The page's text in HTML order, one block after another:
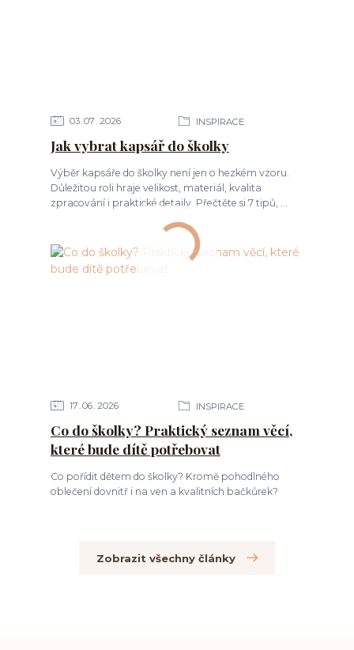
03 07 2026 INSPIRACE
Jak vybrat kapsář do školky
Výběr kapsáře do školky není jen o hezkém vzoru.
Důležitou roli hraje velikost, materiál, kvalita
zpracování i praktické detaily. Přečtěte si 7 tipů, ...
17 06 2026 INSPIRACE
Co do školky? Praktický seznam věcí,
které bude dítě potřebovat
Co pořídit dětem do školky? Kromě pohodlného
oblečení dovnitř i na ven a kvalitních bačkůrek?
Zobrazit všechny články